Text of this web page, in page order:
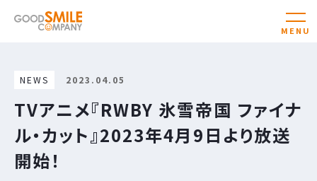
NEWS 2023.04.05
TVアニメ『RWBY 氷雪帝国 ファイナ
ル・カット』2023年4月9日より放送
開始！